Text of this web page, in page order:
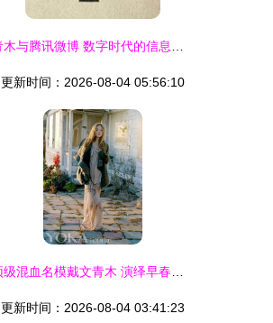
更新时间：2026-08-04 05:56:10
更新时间：2026-08-04 03:41:23